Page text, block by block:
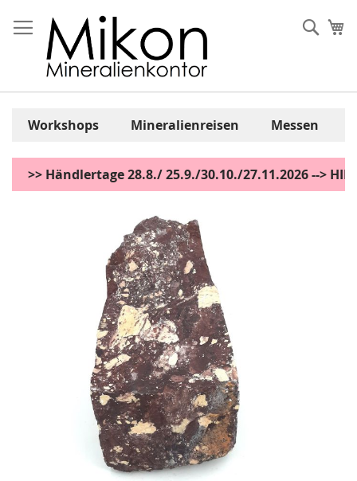
Inhalt
springen
Workshops Mineralienreisen Messen
>> Händlertage 28.8./ 25.9./30.10./27.11.2026 -->